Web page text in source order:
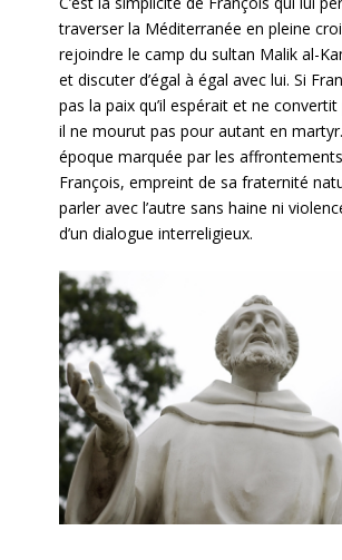
traverser la Méditerranée en pleine
rejoindre le camp du sultan Malik al-
et discuter d’égal à égal avec lui. Si
pas la paix qu’il espérait et ne
il ne mourut pas pour autant en
époque marquée par les
François, empreint de sa fraternité
parler avec l’autre sans haine ni
d’un dialogue interreligieux.